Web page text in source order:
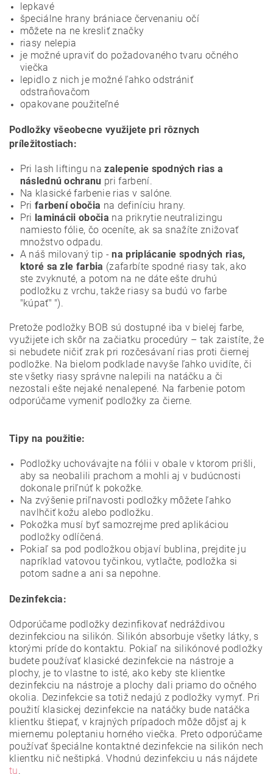
lepkavé
špeciálne hrany brániace červenaniu očí
môžete na ne kresliť značky
riasy nelepia
je možné upraviť do požadovaného tvaru očného
viečka
lepidlo z nich je možné ľahko odstrániť
odstraňovačom
opakovane použiteľné
Podložky všeobecne využijete pri rôznych
príležitostiach:
Pri lash liftingu nazalepenie spodných rias a
následnú ochranu pri farbení.
Na klasické farbenie rias v salóne.
Pri farbení obočia na definíciu hrany.
Pri laminácii obočia na prikrytie neutralizingu
namiesto fólie, čo oceníte, ak sa snažíte znižovať
množstvo odpadu.
A náš milovaný tip -na priplácanie spodných rias,
ktoré sa zle farbia (zafarbíte spodné riasy tak, ako
ste zvyknuté, a potom na ne dáte ešte druhú
podložku z vrchu, takže riasy sa budú vo farbe
"kúpať" ").
Pretože podložky BOB sú dostupné iba v bielej farbe,
využijete ich skôr na začiatku procedúry – tak zaistíte, že
si nebudete ničiť zrak pri rozčesávaní rias proti čiernej
podložke. Na bielom podklade navyše ľahko uvidíte, či
ste všetky riasy správne nalepili na natáčku a či
nezostali ešte nejaké nenalepené. Na farbenie potom
odporúčame vymeniť podložky za čierne.
Tipy na použitie:
Podložky uchovávajte na fólii v obale v ktorom prišli,
aby sa neobalili prachom a mohli aj v budúcnosti
dokonale priľnúť k pokožke.
Na zvýšenie priľnavosti podložky môžete ľahko
navlhčiť kožu alebo podložku.
Pokožka musí byť samozrejme pred aplikáciou
podložky odlíčená.
Pokiaľ sa pod podložkou objaví bublina, prejdite ju
napríklad vatovou tyčinkou, vytlačte, podložka si
potom sadne a ani sa nepohne.
Dezinfekcia:
Odporúčame podložky dezinfikovať nedráždivou
dezinfekciou na silikón. Silikón absorbuje všetky látky, s
ktorými príde do kontaktu. Pokiaľ na silikónové podložky
budete používať klasické dezinfekcie na nástroje a
plochy, je to vlastne to isté, ako keby ste klientke
dezinfekciu na nástroje a plochy dali priamo do očného
okolia. Dezinfekcie sa totiž nedajú z podložky vymyť. Pri
použití klasickej dezinfekcie na natáčky bude natáčka
klientku štiepať, v krajných prípadoch môže dôjsť aj k
miernemu poleptaniu horného viečka. Preto odporúčame
používať špeciálne kontaktné dezinfekcie na silikón nech
klientku nič neštipká. Vhodnú dezinfekciu u nás nájdete
tu.